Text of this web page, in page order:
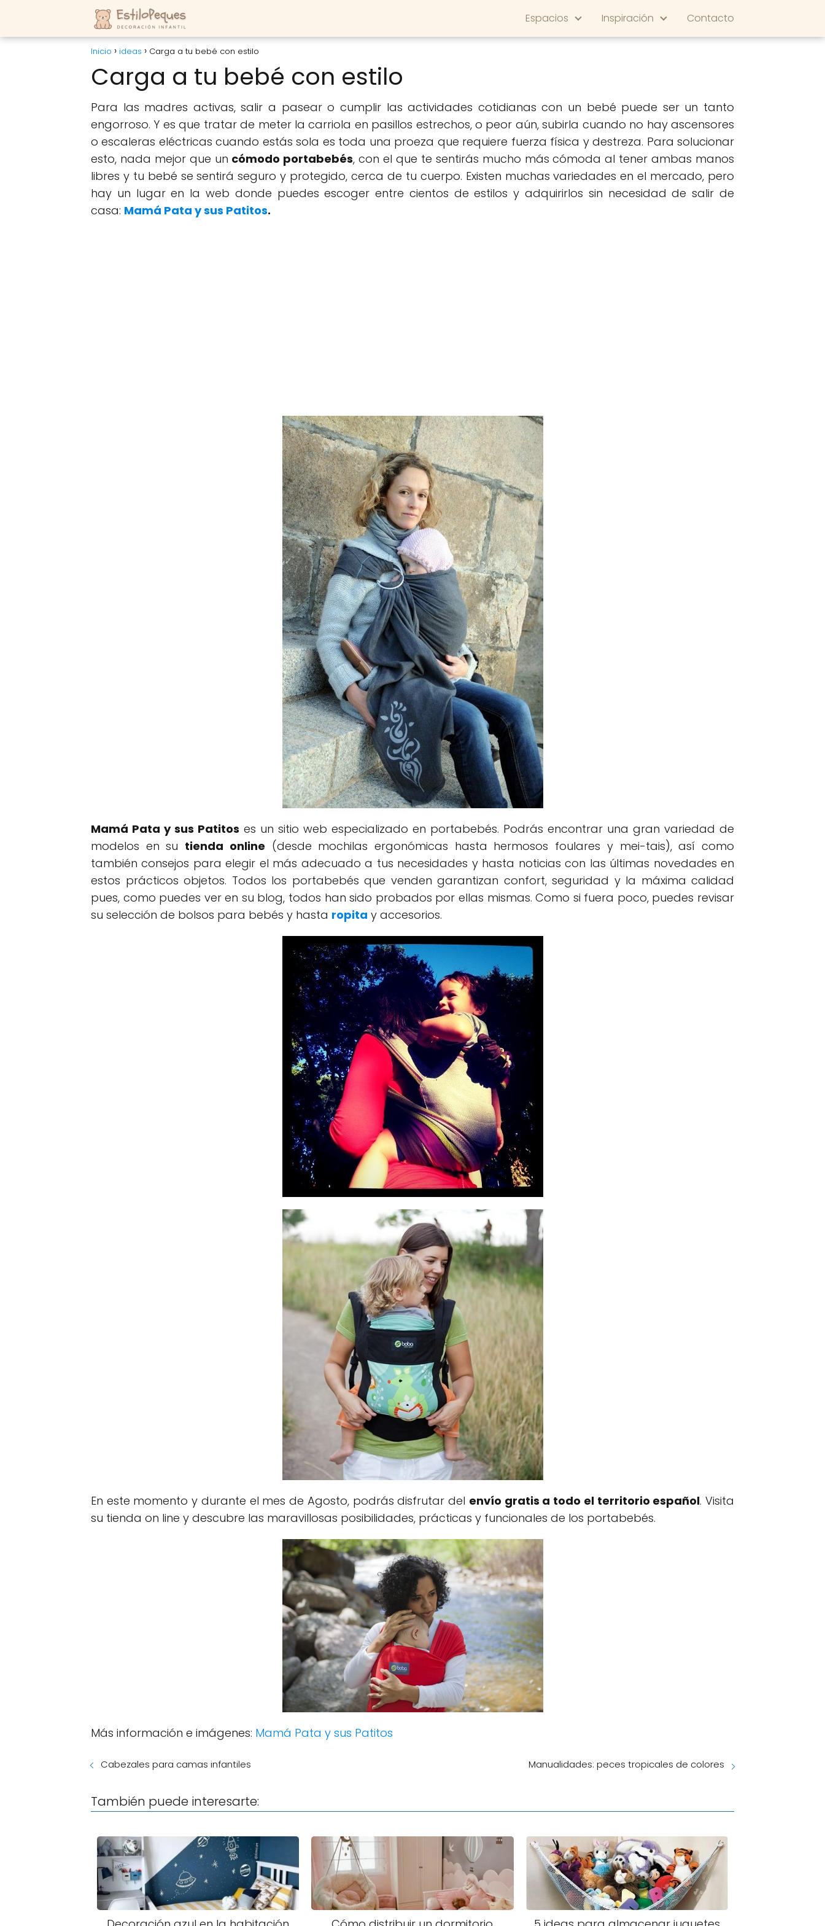
Espacios Inspiración Contacto
Inicio ideas Carga a tu bebé con estilo
Carga a tu bebé con estilo
Para las madres activas, salir a pasear o cumplir las actividades cotidianas con un bebé puede ser un tanto
engorroso. Y es que tratar de meter la carriola en pasillos estrechos, o peor aún, subirla cuando no hay ascensores
o escaleras eléctricas cuando estás sola es toda una proeza que requiere fuerza física y destreza. Para solucionar
esto, nada mejor que un cómodo portabebés, con el que te sentirás mucho más cómoda al tener ambas manos
libres y tu bebé se sentirá seguro y protegido, cerca de tu cuerpo. Existen muchas variedades en el mercado, pero
hay un lugar en la web donde puedes escoger entre cientos de estilos y adquirirlos sin necesidad de salir de
casa: Mamá Pata y sus Patitos.
Mamá Pata y sus Patitos es un sitio web especializado en portabebés. Podrás encontrar una gran variedad de
modelos en su tienda online (desde mochilas ergonómicas hasta hermosos foulares y mei-tais), así como
también consejos para elegir el más adecuado a tus necesidades y hasta noticias con las últimas novedades en
estos prácticos objetos. Todos los portabebés que venden garantizan confort, seguridad y la máxima calidad
pues, como puedes ver en su blog, todos han sido probados por ellas mismas. Como si fuera poco, puedes revisar
su selección de bolsos para bebés y hasta ropita y accesorios.
En este momento y durante el mes de Agosto, podrás disfrutar del envío gratis a todo el territorio español. Visita
su tienda on line y descubre las maravillosas posibilidades, prácticas y funcionales de los portabebés.
Más información e imágenes: Mamá Pata y sus Patitos
Cabezales para camas infantiles Manualidades: peces tropicales de colores
También puede interesarte: